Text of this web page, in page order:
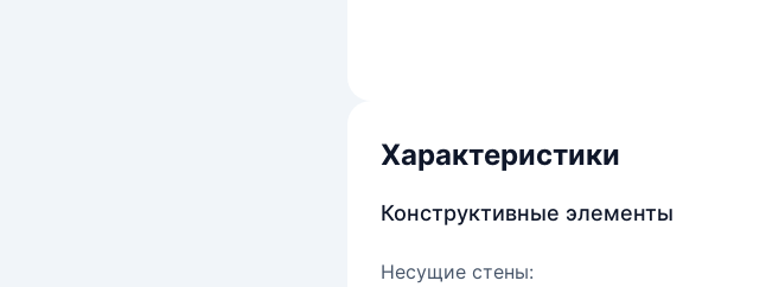
Характеристики
Конструктивные элементы
Несущие стены: